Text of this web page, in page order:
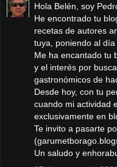
Hola Belén, soy
He encontrado tu
recetas de autores
tuya, poniendo al día
Me ha encantado tu
y el interés por
gastronómicos de
Desde hoy, con tu
cuando mi actividad
exclusivamente en
Te invito a pasarte
Un saludo y